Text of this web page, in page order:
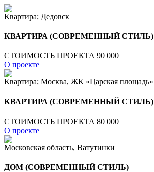
Квартира; Дедовск
КВАРТИРА (СОВРЕМЕННЫЙ СТИЛЬ)
СТОИМОСТЬ ПРОЕКТА 90 000
О проекте
Квартира; Москва, ЖК «Царская площадь»
КВАРТИРА (СОВРЕМЕННЫЙ СТИЛЬ)
СТОИМОСТЬ ПРОЕКТА 80 000
О проекте
Московская область, Ватутинки
ДОМ (СОВРЕМЕННЫЙ СТИЛЬ)